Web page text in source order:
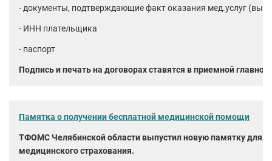
- документы, подтверждающие факт оказания мед.услуг
- ИНН плательщика
- паспорт
Подпись и печать на договорах ставятся в приемной
Памятка о получении бесплатной медицинской помощи
ТФОМС Челябинской области выпустил новую памятку для
медицинского страхования.